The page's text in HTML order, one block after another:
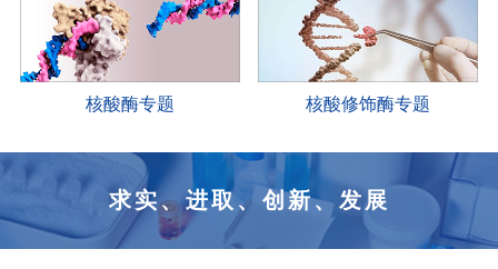
核酸酶专题 核酸修饰酶专题
求实、进取、创新、发展